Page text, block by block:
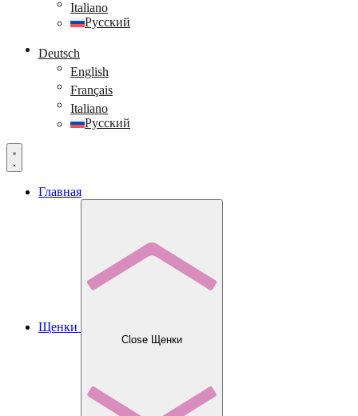
Italiano
Русский
Deutsch
English
Français
Italiano
Русский
Главная
Щенки
Close Щенки